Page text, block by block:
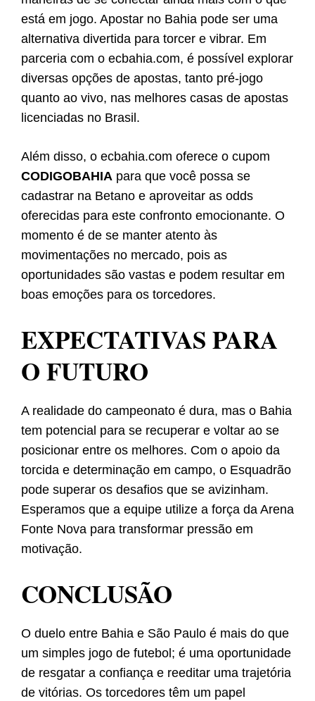
está em jogo. Apostar no Bahia pode ser uma
alternativa divertida para torcer e vibrar. Em
parceria com o ecbahia.com, é possível explorar
diversas opções de apostas, tanto pré-jogo
quanto ao vivo, nas melhores casas de apostas
licenciadas no Brasil.
Além disso, o ecbahia.com oferece o cupom
CODIGOBAHIA para que você possa se
cadastrar na Betano e aproveitar as odds
oferecidas para este confronto emocionante. O
momento é de se manter atento às
movimentações no mercado, pois as
oportunidades são vastas e podem resultar em
boas emoções para os torcedores.
EXPECTATIVAS PARA
O FUTURO
A realidade do campeonato é dura, mas o Bahia
tem potencial para se recuperar e voltar ao se
posicionar entre os melhores. Com o apoio da
torcida e determinação em campo, o Esquadrão
pode superar os desafios que se avizinham.
Esperamos que a equipe utilize a força da Arena
Fonte Nova para transformar pressão em
motivação.
CONCLUSÃO
O duelo entre Bahia e São Paulo é mais do que
um simples jogo de futebol; é uma oportunidade
de resgatar a confiança e reeditar uma trajetória
de vitórias. Os torcedores têm um papel